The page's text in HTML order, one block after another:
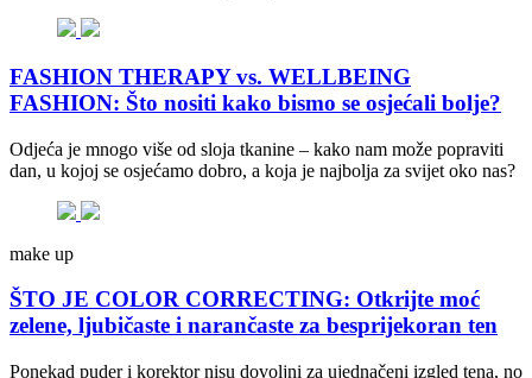
FASHION THERAPY vs. WELLBEING
FASHION: Što nositi kako bismo se osjećali bolje?
Odjeća je mnogo više od sloja tkanine – kako nam može popraviti
dan, u kojoj se osjećamo dobro, a koja je najbolja za svijet oko nas?
make up
ŠTO JE COLOR CORRECTING: Otkrijte moć
zelene, ljubičaste i narančaste za besprijekoran ten
Ponekad puder i korektor nisu dovoljni za ujednačeni izgled tena, no